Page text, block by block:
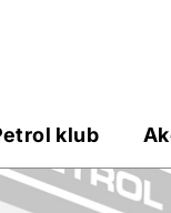
klub